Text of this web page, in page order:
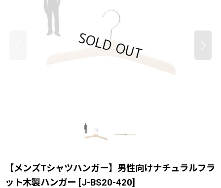
【メンズTシャツハンガー】男性向けナチュラルフラ
ット木製ハンガー [J-BS20-420]